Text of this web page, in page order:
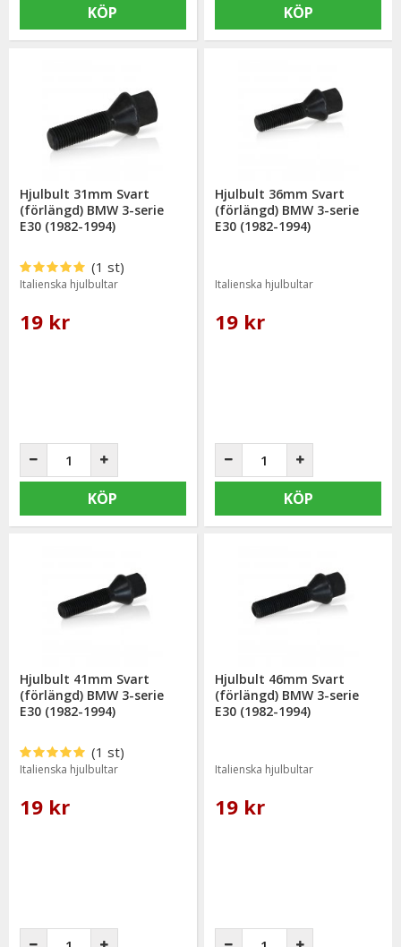
KÖP KÖP
Hjulbult 31mm Svart
(förlängd) BMW 3-serie
E30 (1982-1994)
(1 st)
Italienska hjulbultar
19 kr
KÖP
Hjulbult 36mm Svart
(förlängd) BMW 3-serie
E30 (1982-1994)
Italienska hjulbultar
19 kr
KÖP
Hjulbult 41mm Svart
(förlängd) BMW 3-serie
E30 (1982-1994)
(1 st)
Italienska hjulbultar
19 kr
Hjulbult 46mm Svart
(förlängd) BMW 3-serie
E30 (1982-1994)
Italienska hjulbultar
19 kr